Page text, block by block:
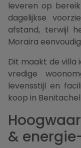
leveren op
dagelijkse
afstand, terwijl
Moraira
Dit maakt de villa
vredige
levensstijl en
koop in
&